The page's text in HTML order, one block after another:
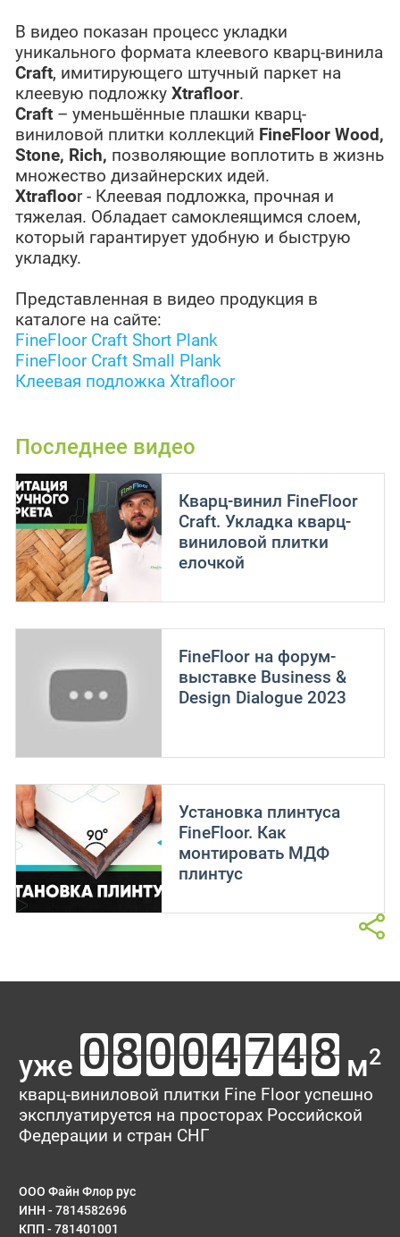
В видео показан процесс укладки
уникального формата клеевого кварц-винила
Craft, имитирующего штучный паркет на
клеевую подложкуXtrafloor.
Craft – уменьшённые плашки кварц-
виниловой плитки коллекций FineFloor Wood,
Stone, Rich, позволяющие воплотить в жизнь
множество дизайнерских идей.
Xtrafloor - Клеевая подложка, прочная и
тяжелая. Обладает самоклеящимся слоем,
который гарантирует удобную и быструю
укладку.
Представленная в видео продукция в
каталоге на сайте:
FineFloor Craft Short Plank
FineFloor Craft Small Plank
Клеевая подложка Xtrafloor
Последнее видео
Кварц-винил FineFloor
Craft. Укладка кварц-
виниловой плитки
елочкой
FineFloor на форум-
выставке Business &
Design Dialogue 2023
Установка плинтуса
FineFloor. Как
монтировать МДФ
плинтус
уже м2
кварц-виниловой плитки Fine Floor успешно
эксплуатируется на просторах Российской
Федерации и стран СНГ
ООО Файн Флор рус
ИНН - 7814582696
КПП - 781401001